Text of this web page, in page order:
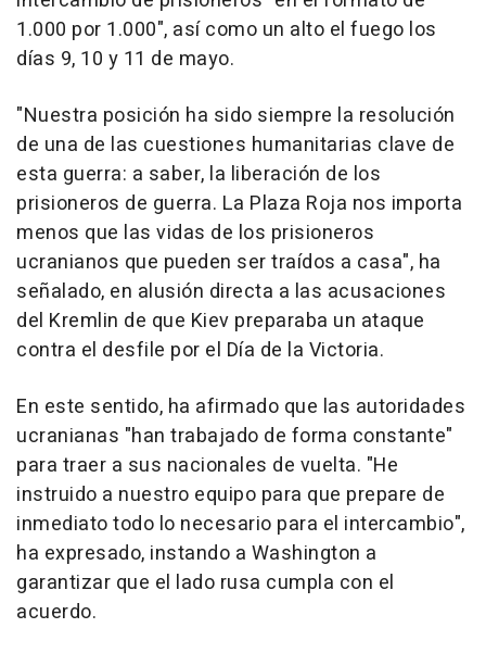
1.000 por 1.000", así como un alto el fuego los
días 9, 10 y 11 de mayo.
"Nuestra posición ha sido siempre la resolución
de una de las cuestiones humanitarias clave de
esta guerra: a saber, la liberación de los
prisioneros de guerra. La Plaza Roja nos importa
menos que las vidas de los prisioneros
ucranianos que pueden ser traídos a casa", ha
señalado, en alusión directa a las acusaciones
del Kremlin de que Kiev preparaba un ataque
contra el desfile por el Día de la Victoria.
En este sentido, ha afirmado que las autoridades
ucranianas "han trabajado de forma constante"
para traer a sus nacionales de vuelta. "He
instruido a nuestro equipo para que prepare de
inmediato todo lo necesario para el intercambio",
ha expresado, instando a Washington a
garantizar que el lado rusa cumpla con el
acuerdo.